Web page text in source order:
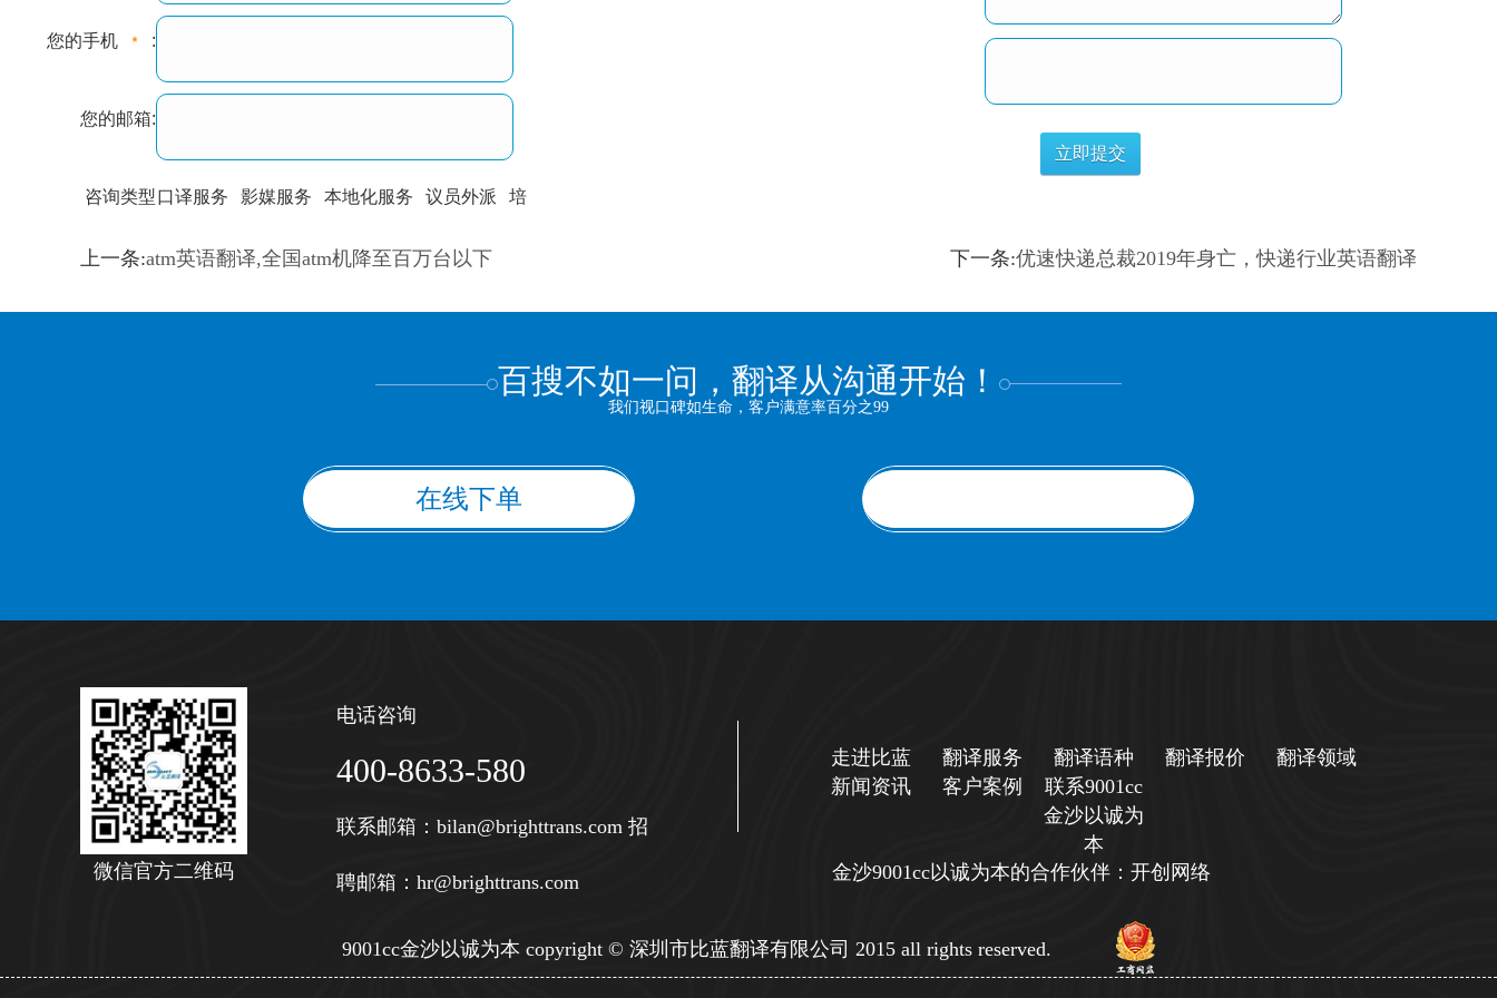
您的手机 :
您的邮箱:
咨询类型口译服务 影媒服务 本地化服务 议员外派 培
训翻译 标准级 专业级 出版级 证件内容
上一条:atm英语翻译,全国atm机降至百万台以下 下一条:优速快递总裁2019年身亡，快递行业英语翻译
百搜不如一问，翻译从沟通开始！
我们视口碑如生命，客户满意率百分之99
在线下单
微信官方二维码
电话咨询
400-8633-580
联系邮箱： bilan@brighttrans.com 招
聘邮箱： hr@brighttrans.com
走进比蓝 翻译服务 翻译语种 翻译报价
翻译领域
新闻资讯
客户案例
联系9001cc
金沙以诚为
本
金沙9001cc以诚为本的合作伙伴：开创网络
9001cc金沙以诚为本 copyright © 深圳市比蓝翻译有限公司 2015 all rights reserved.